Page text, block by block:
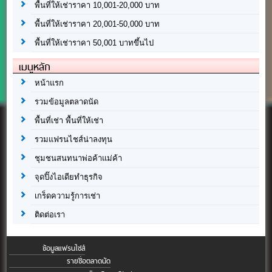
พื้นที่ให้เช่าราคา 10,001-20,000 บาท
พื้นที่ให้เช่าราคา 20,001-50,000 บาท
พื้นที่ให้เช่าราคา 50,001 บาทขึ้นไป
เมนูหลัก
หน้าแรก
รวมข้อมูลตลาดนัด
พื้นที่เช่า พื้นที่ให้เช่า
รวมแฟรนไชส์น่าลงทุน
ชุมชนสนทนาพ่อค้าแม่ค้า
จุดปิ๊งไอเดียทำธุรกิจ
เกร็ดความรู้การเช่า
ติดต่อเรา
ข้อมูลแฟรนไชส์
รายชื่อตลาดนัด